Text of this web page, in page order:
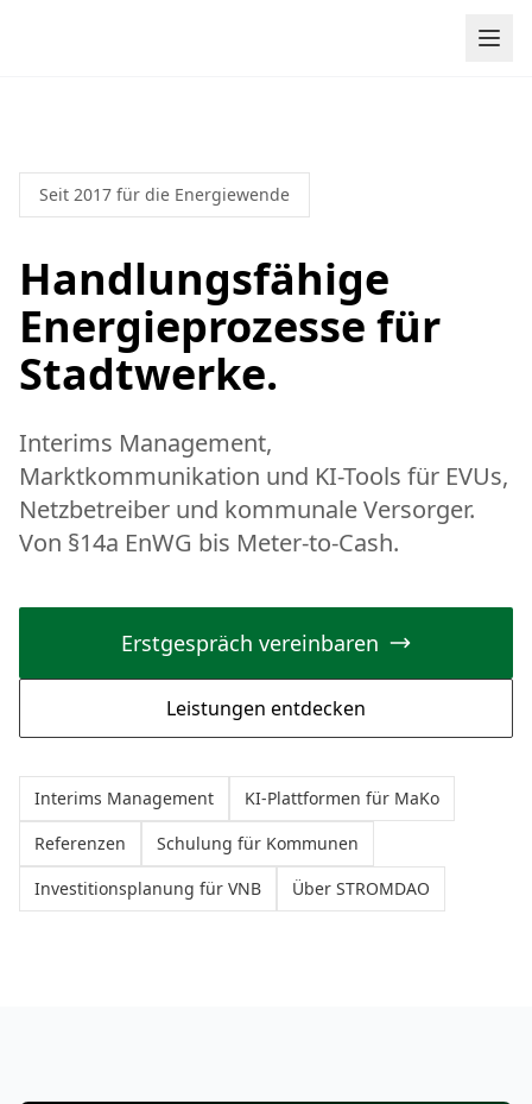
Seit 2017 für die Energiewende
Handlungsfähige
Energieprozesse für
Stadtwerke.
Interims Management,
Marktkommunikation und KI-Tools für EVUs,
Netzbetreiber und kommunale Versorger.
Von §14a EnWG bis Meter-to-Cash.
Erstgespräch vereinbaren
Leistungen entdecken
Interims Management
KI-Plattformen für MaKo
Referenzen
Schulung für Kommunen
Investitionsplanung für VNB
Über STROMDAO